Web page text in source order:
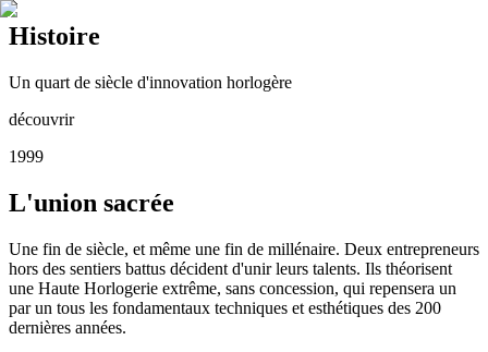
Histoire
Un quart de siècle d'innovation horlogère
découvrir
1999
L'union sacrée
Une fin de siècle, et même une fin de millénaire. Deux entrepreneurs
hors des sentiers battus décident d'unir leurs talents. Ils théorisent
une Haute Horlogerie extrême, sans concession, qui repensera un
par un tous les fondamentaux techniques et esthétiques des 200
dernières années.